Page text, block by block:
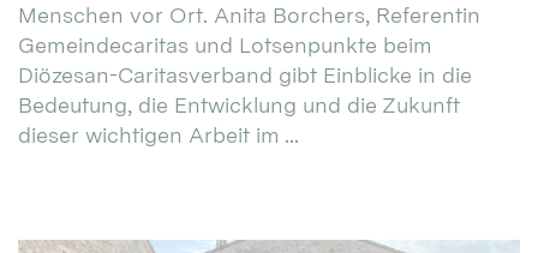
Menschen vor Ort. Anita Borchers, Referentin
Gemeindecaritas und Lotsenpunkte beim
Diözesan-Caritasverband gibt Einblicke in die
Bedeutung, die Entwicklung und die Zukunft
dieser wichtigen Arbeit im ...